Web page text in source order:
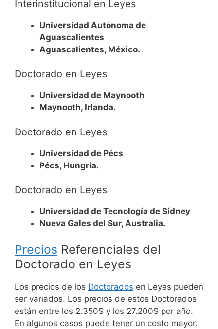
Interinstitucional en Leyes
Universidad Autónoma de
Aguascalientes
Aguascalientes, México.
Doctorado en Leyes
Universidad de Maynooth
Maynooth, Irlanda.
Doctorado en Leyes
Universidad de Pécs
Pécs, Hungría.
Doctorado en Leyes
Universidad de Tecnología de Sídney
Nueva Gales del Sur, Australia.
Precios Referenciales del
Doctorado en Leyes
Los precios de los Doctorados en Leyes pueden
ser variados. Los precios de estos Doctorados
están entre los 2.350$ y los 27.200$ por año.
En algunos casos puede tener un costo mayor.